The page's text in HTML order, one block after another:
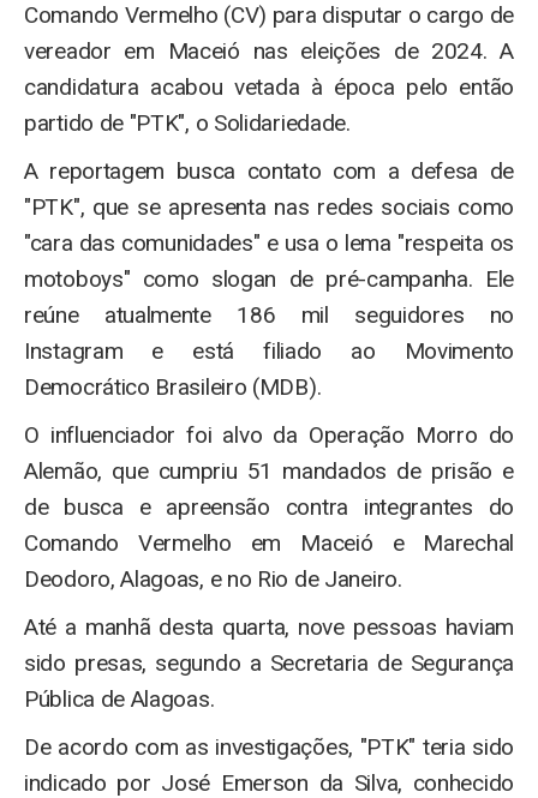
Comando Vermelho (CV) para disputar o cargo de
vereador em Maceió nas eleições de 2024. A
candidatura acabou vetada à época pelo então
partido de "PTK", o Solidariedade.
A reportagem busca contato com a defesa de
"PTK", que se apresenta nas redes sociais como
"cara das comunidades" e usa o lema "respeita os
motoboys" como slogan de pré-campanha. Ele
reúne atualmente 186 mil seguidores no
Instagram e está filiado ao Movimento
Democrático Brasileiro (MDB).
O influenciador foi alvo da Operação Morro do
Alemão, que cumpriu 51 mandados de prisão e
de busca e apreensão contra integrantes do
Comando Vermelho em Maceió e Marechal
Deodoro, Alagoas, e no Rio de Janeiro.
Até a manhã desta quarta, nove pessoas haviam
sido presas, segundo a Secretaria de Segurança
Pública de Alagoas.
De acordo com as investigações, "PTK" teria sido
indicado por José Emerson da Silva, conhecido